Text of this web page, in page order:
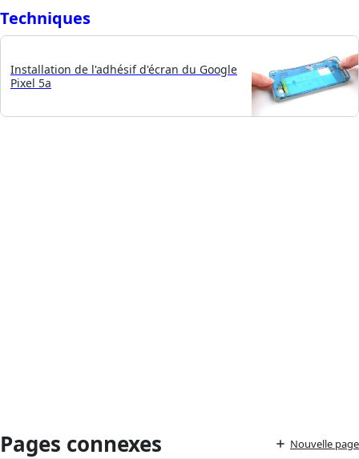
Techniques
Installation de l'adhésif d'écran du Google
Pixel 5a
Pages connexes Nouvelle page